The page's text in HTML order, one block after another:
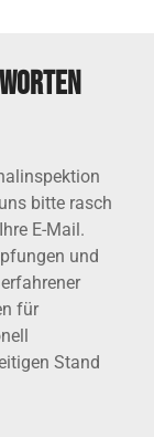
bitte rasch
E-Mail.
und
für
Stand